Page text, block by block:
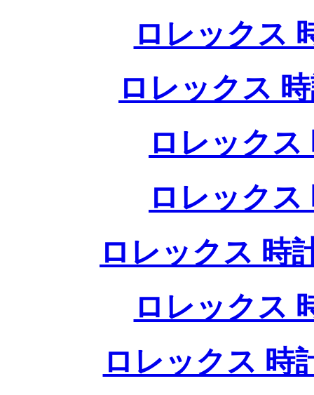
ロレックス
ロレックス
ロレックス
ロレックス
ロレックス 時
ロレックス
ロレックス 時